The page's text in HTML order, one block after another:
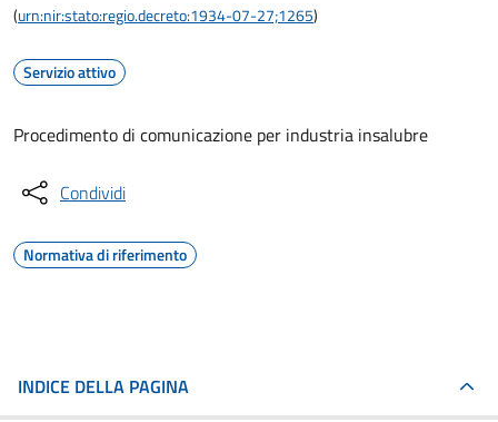
(urn:nir:stato:regio.decreto:1934-07-27;1265)
Servizio attivo
Procedimento di comunicazione per industria insalubre
Condividi
Normativa di riferimento
INDICE DELLA PAGINA